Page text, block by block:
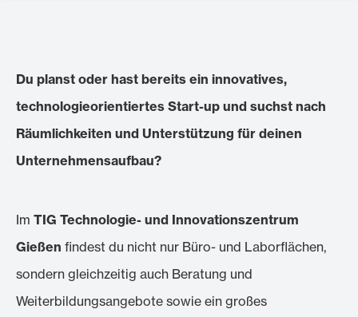
Du planst oder hast bereits ein innovatives,
technologieorientiertes Start-up und suchst nach
Räumlichkeiten und Unterstützung für deinen
Unternehmensaufbau?
Im TIG Technologie- und Innovationszentrum
Gießen findest du nicht nur Büro- und Laborflächen,
sondern gleichzeitig auch Beratung und
Weiterbildungsangebote sowie ein großes